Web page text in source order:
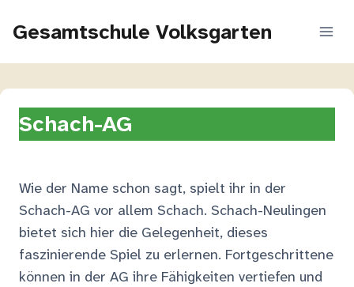
Inhalt
Gesamtschule Volksgarten
Schach-AG
Wie der Name schon sagt, spielt ihr in der
Schach-AG vor allem Schach. Schach-Neulingen
bietet sich hier die Gelegenheit, dieses
faszinierende Spiel zu erlernen. Fortgeschrittene
können in der AG ihre Fähigkeiten vertiefen und